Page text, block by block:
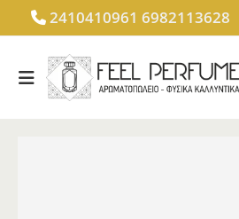
2410410961 6982113628